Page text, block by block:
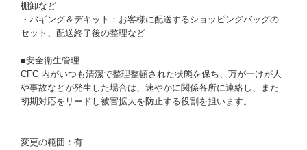
棚卸など
・バギング＆デキット：お客様に配送するショッピングバッグの
セット、配送終了後の整理など
■安全衛生管理
CFC 内がいつも清潔で整理整頓された状態を保ち、万が一けが人
や事故などが発生した場合は、速やかに関係各所に連絡し、また
初期対応をリードし被害拡大を防止する役割を担います。
変更の範囲：有